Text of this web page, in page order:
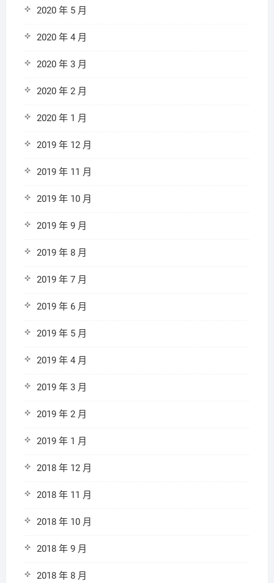
2020 年 5 月
2020 年 4 月
2020 年 3 月
2020 年 2 月
2020 年 1 月
2019 年 12 月
2019 年 11 月
2019 年 10 月
2019 年 9 月
2019 年 8 月
2019 年 7 月
2019 年 6 月
2019 年 5 月
2019 年 4 月
2019 年 3 月
2019 年 2 月
2019 年 1 月
2018 年 12 月
2018 年 11 月
2018 年 10 月
2018 年 9 月
2018 年 8 月